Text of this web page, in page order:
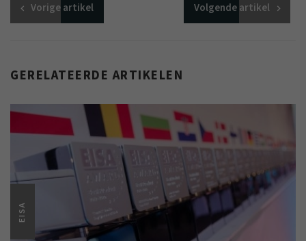
Vorigeartikel Volgendeartikel
GERELATEERDE ARTIKELEN
EISA